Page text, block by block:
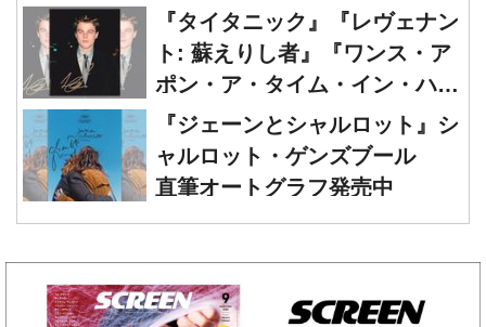
『タイタニック』『レヴェナン
ト: 蘇えりし者』『ワンス・ア
ポン・ア・タイム・イン・ハリ
ウッド』レオナルド・ディカプ
リオ 直筆オートグラフ発売中
『ジェーンとシャルロット』シ
ャルロット・ゲンズブール
直筆オートグラフ発売中